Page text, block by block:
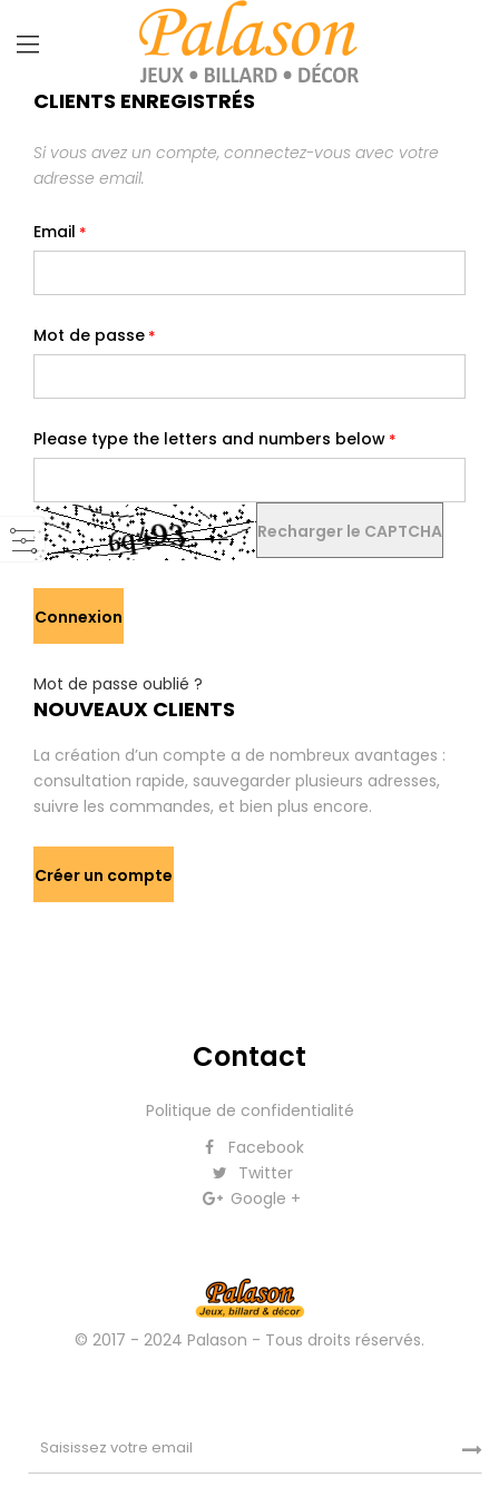
CLIENTS ENREGISTRÉS
Si vous avez un compte, connectez-vous avec votre
adresse email.
Email
Mot de passe
Please type the letters and numbers below
Recharger le CAPTCHA
Connexion
Mot de passe oublié ?
NOUVEAUX CLIENTS
La création d’un compte a de nombreux avantages :
consultation rapide, sauvegarder plusieurs adresses,
suivre les commandes, et bien plus encore.
Créer un compte
Contact
Politique de confidentialité
Facebook
Twitter
Google +
© 2017 - 2024 Palason - Tous droits réservés.